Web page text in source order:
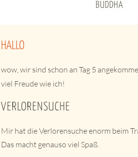
BUDDHA
HALLO
wow, wir sind schon an Tag 5
viel Freude wie ich!
VERLORENSUCHE
Mir hat die Verlorensuche enorm beim
Das macht genauso viel Spaß.